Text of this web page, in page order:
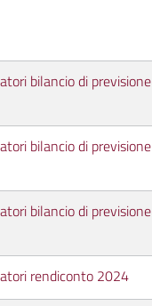
bilancio di previsione
bilancio di previsione
bilancio di previsione
rendiconto 2024